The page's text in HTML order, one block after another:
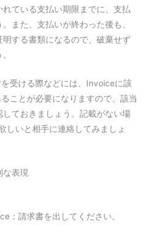
ている支払い期限までに、支払
また、支払いが終わった後も、
する書類になるので、破棄せず
受ける際などには、Invoiceに該
ことが必要になりますので、該当
ておきましょう。記載がない場
しいと相手に連絡してみましょ
な表現
：請求書を出してください。